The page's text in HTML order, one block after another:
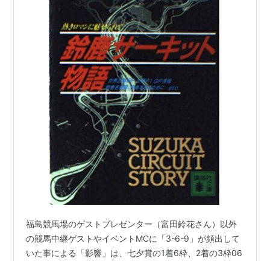
事件・あるいは慶事などの重大な案件）が起きても、よ
ほどのことが無い限りは特番を入れずにテロップのみで
済ませる。地方のネット局との関係で、特番を入れてし
まうと定時番組の時間変更などが出来ないのが一つの理
由だと言われている。→テレ東伝説
子供向けのアニメから大人向けのアニメまで幅広いアニ
メ作品を放映しており、番組数では他局の追随を許さな
い。アニメファンにとっては聖地的な存在である。三原
山が噴火してもトランスフォーマーの放送を続けたこと
で、その評価を不動のものとした。また、阪神大震災の
際にも ムーミン
を放送していた。
ただし、暴力や性などの表現に関しては他局より厳し
く、パンチラすら許されない。この点に関しては不満の
福島競馬場のゲストプレゼンター（富田鈴花さん）以外
の競馬中継ゲストやイベントMCに「3-6-9」が頻出して
いた事による「影響」は、七夕賞の1着6枠、2着の3枠06